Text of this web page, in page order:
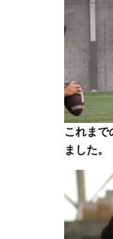
これま
ました。